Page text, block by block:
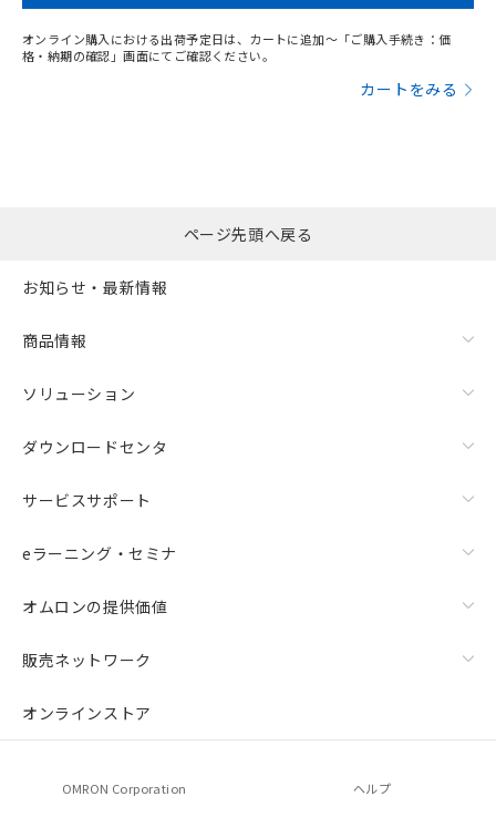
この製品のRoHS/REACH対応状況ページへ
オンライン購入における出荷予定日は、カートに追加～「ご購入手続き：価
格・納期の確認」画面にてご確認ください。
カートをみる
ページ先頭へ戻る
お知らせ・最新情報
商品情報
ソリューション
ダウンロードセンタ
サービスサポート
eラーニング・セミナ
オムロンの提供価値
販売ネットワーク
オンラインストア
OMRON Corporation ヘルプ